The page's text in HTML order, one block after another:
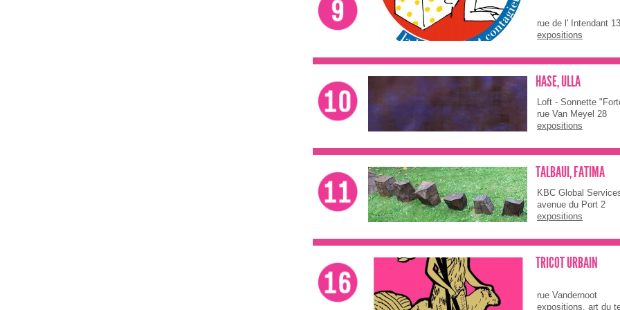
rue de l' Intendant
expositions
HASE, ULLA
Loft - Sonnette
rue Van Meyel 28
expositions
TALBAUI, FATIMA
KBC Global
avenue du Port 2
expositions
TRICOT URBAIN
rue Vandernoot
expositions, art du